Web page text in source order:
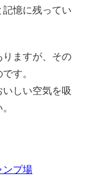
憶に残ってい
りますが、その
す。
しい空気を吸
ンプ場